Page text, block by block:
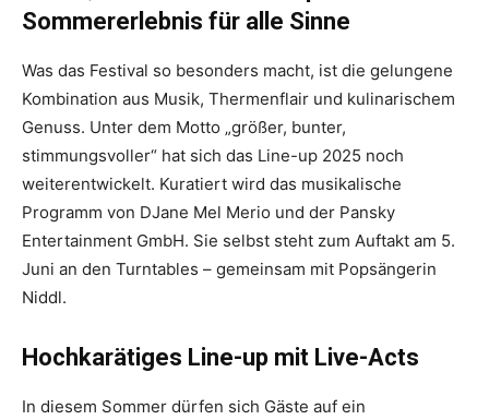
Sommererlebnis für alle Sinne
Was das Festival so besonders macht, ist die gelungene
Kombination aus Musik, Thermenflair und kulinarischem
Genuss. Unter dem Motto „größer, bunter,
stimmungsvoller“ hat sich das Line-up 2025 noch
weiterentwickelt. Kuratiert wird das musikalische
Programm von DJane Mel Merio und der Pansky
Entertainment GmbH. Sie selbst steht zum Auftakt am 5.
Juni an den Turntables – gemeinsam mit Popsängerin
Niddl.
Hochkarätiges Line-up mit Live-Acts
In diesem Sommer dürfen sich Gäste auf ein